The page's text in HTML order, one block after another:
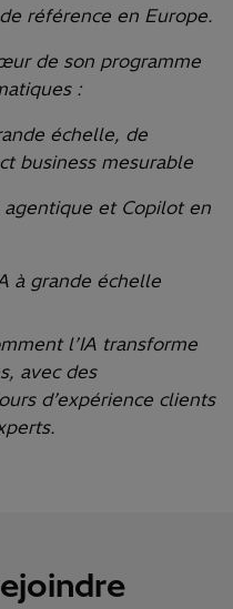
référence en Europe.
de son programme
:
échelle, de
business mesurable
agentique et Copilot en
à grande échelle
l’IA transforme
avec des
d’expérience clients